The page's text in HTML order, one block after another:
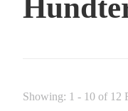
Showing: 1 - 10 of 12